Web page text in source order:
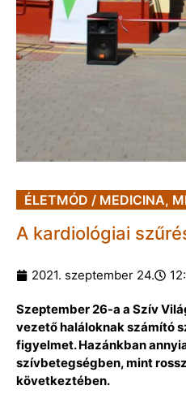
ÉLETMÓD / MEDICINA,
A kardiológiai
2021. szeptember 24.
Szeptember 26-a a Szív
vezető haláloknak számító
figyelmet. Hazánkban
szívbetegségben, mint
következtében.